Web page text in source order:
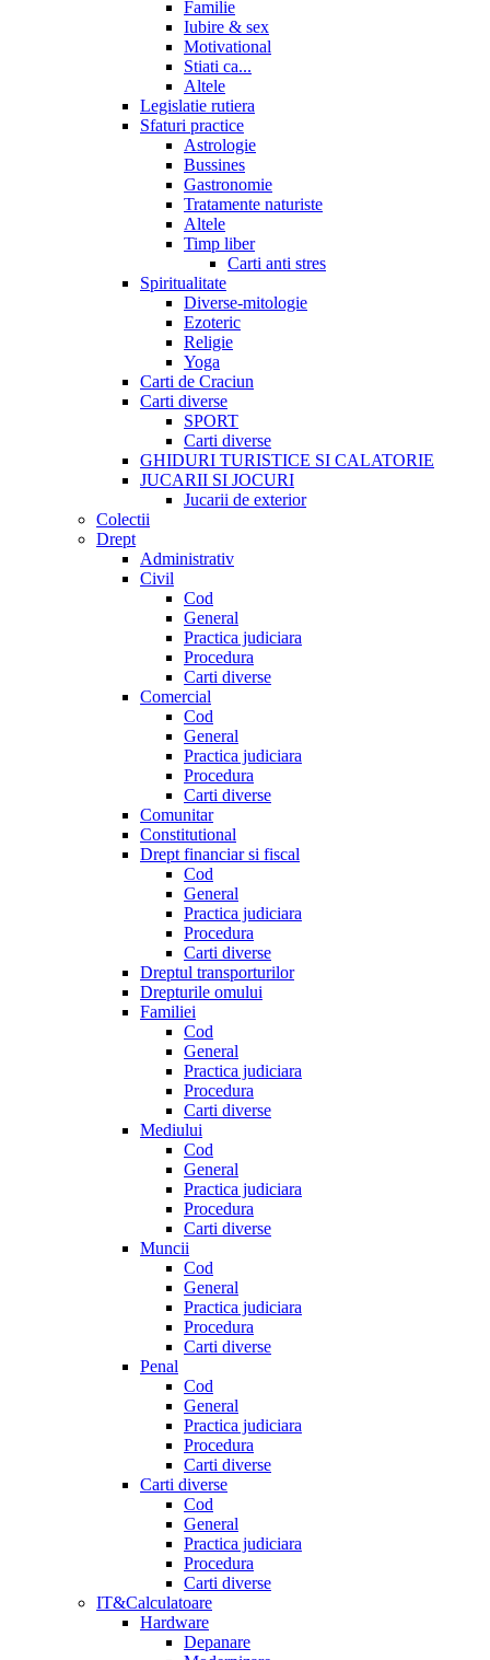
Familie
Iubire & sex
Motivational
Stiati ca...
Altele
Legislatie rutiera
Sfaturi practice
Astrologie
Bussines
Gastronomie
Tratamente naturiste
Altele
Timp liber
Carti anti stres
Spiritualitate
Diverse-mitologie
Ezoteric
Religie
Yoga
Carti de Craciun
Carti diverse
SPORT
Carti diverse
GHIDURI TURISTICE SI CALATORIE
JUCARII SI JOCURI
Jucarii de exterior
Colectii
Drept
Administrativ
Civil
Cod
General
Practica judiciara
Procedura
Carti diverse
Comercial
Cod
General
Practica judiciara
Procedura
Carti diverse
Comunitar
Constitutional
Drept financiar si fiscal
Cod
General
Practica judiciara
Procedura
Carti diverse
Dreptul transporturilor
Drepturile omului
Familiei
Cod
General
Practica judiciara
Procedura
Carti diverse
Mediului
Cod
General
Practica judiciara
Procedura
Carti diverse
Muncii
Cod
General
Practica judiciara
Procedura
Carti diverse
Penal
Cod
General
Practica judiciara
Procedura
Carti diverse
Carti diverse
Cod
General
Practica judiciara
Procedura
Carti diverse
IT&Calculatoare
Hardware
Depanare